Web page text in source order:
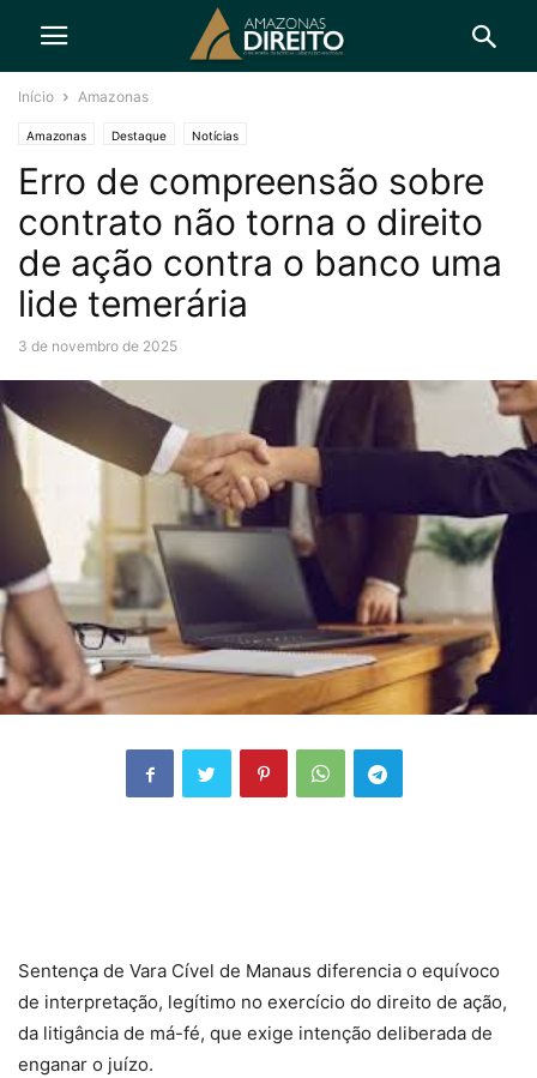
Início Amazonas
Amazonas Destaque Notícias
Erro de compreensão sobre
contrato não torna o direito
de ação contra o banco uma
lide temerária
3 de novembro de 2025
Sentença de Vara Cível de Manaus diferencia o equívoco
de interpretação, legítimo no exercício do direito de ação,
da litigância de má-fé, que exige intenção deliberada de
enganar o juízo.